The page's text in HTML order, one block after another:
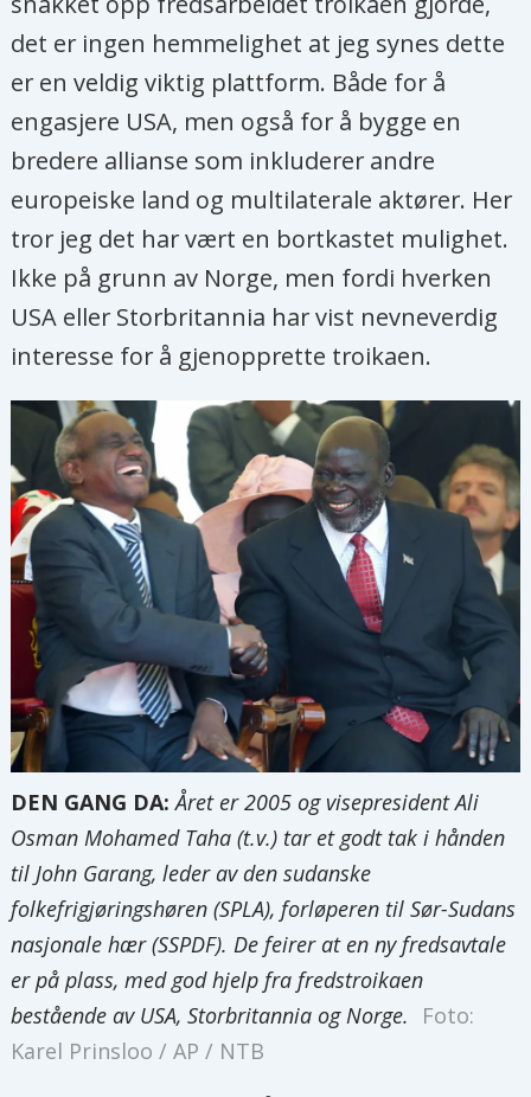
det er ingen hemmelighet at jeg synes dette
er en veldig viktig plattform. Både for å
engasjere USA, men også for å bygge en
bredere allianse som inkluderer andre
europeiske land og multilaterale aktører. Her
tror jeg det har vært en bortkastet mulighet.
Ikke på grunn av Norge, men fordi hverken
USA eller Storbritannia har vist nevneverdig
interesse for å gjenopprette troikaen.
DEN GANG DA: Året er 2005 og visepresident Ali
Osman Mohamed Taha (t.v.) tar et godt tak i hånden
til John Garang, leder av den sudanske
folkefrigjøringshøren (SPLA), forløperen til Sør-Sudans
nasjonale hær (SSPDF). De feirer at en ny fredsavtale
er på plass, med god hjelp fra fredstroikaen
bestående av USA, Storbritannia og Norge.
Foto:
Karel Prinsloo / AP / NTB